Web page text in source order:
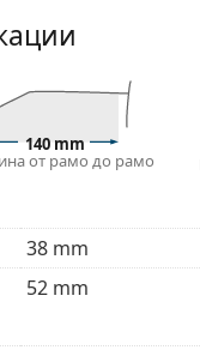
да варират.
с
с торбичка от
, за да
нужда от помощ
Прочетете
140 mm
от рамо до рамо
38 mm
52 mm